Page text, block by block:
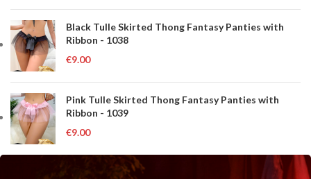
Black Tulle Skirted Thong Fantasy Panties with
Ribbon - 1038
€9.00
Pink Tulle Skirted Thong Fantasy Panties with
Ribbon - 1039
€9.00